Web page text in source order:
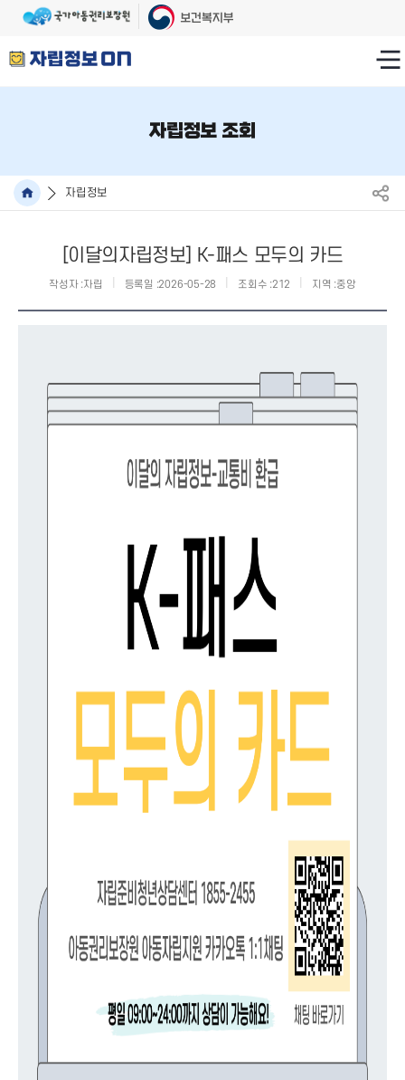
자립정보 조회
자립정보
[이달의자립정보] K-패스 모두의 카드
작성자 :자립 등록일 :2026-05-28 조회수 :212 지역 :중앙